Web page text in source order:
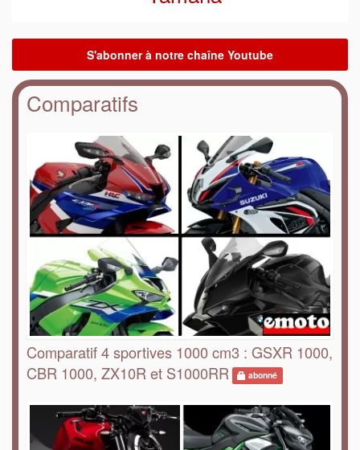
Comparatifs
Comparatif 4 sportives 1000 cm3 : GSXR 1000,
CBR 1000, ZX10R et S1000RR
abonné